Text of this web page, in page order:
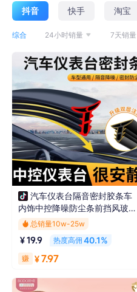
抖音 快手 淘宝
综合 24小时销量 7天销量
加选品车 加橱窗
汽车仪表台隔音密封胶条车
内饰中控降噪防尘条前挡风玻璃
缝隙胶条
总销量10w-25w
￥19.9 热度高佣 40.1%
赚 ￥ 7.97
佳兰迪汽车用品旗舰店